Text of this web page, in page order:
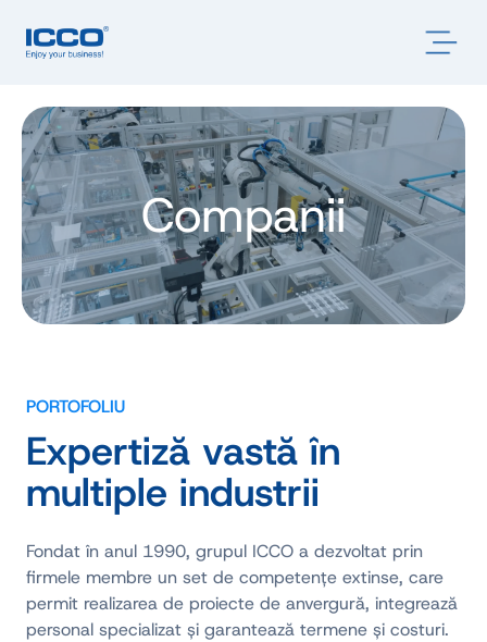
Companii
PORTOFOLIU
Expertiză vastă în
multiple industrii
Fondat în anul 1990, grupul ICCO a dezvoltat prin
firmele membre un set de competențe extinse, care
permit realizarea de proiecte de anvergură, integrează
personal specializat și garantează termene și costuri.